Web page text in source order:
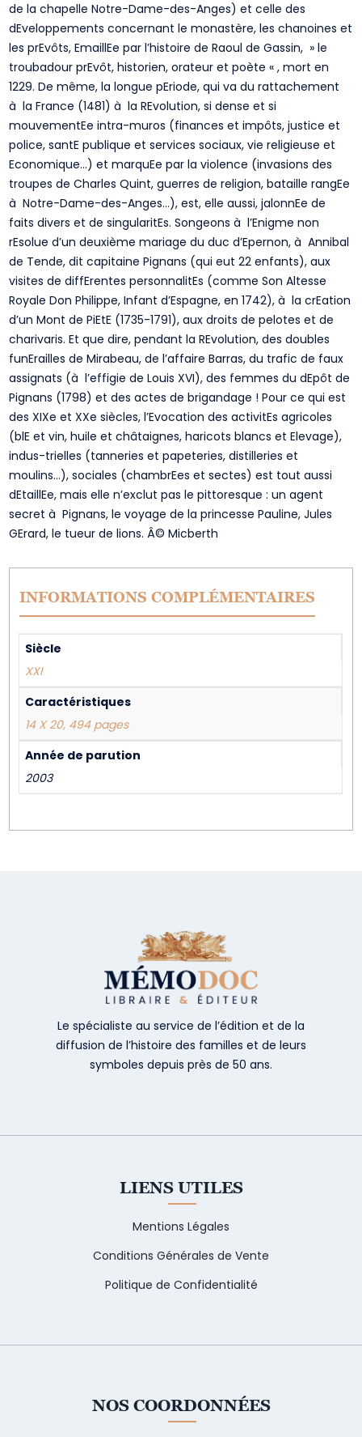
de la chapelle Notre-Dame-des-Anges) et celle des
dEveloppements concernant le monastère, les chanoines et
les prEvôts, EmaillEe par l’histoire de Raoul de Gassin, » le
troubadour prEvôt, historien, orateur et poète « , mort en
1229. De même, la longue pEriode, qui va du rattachement
à la France (1481) à la REvolution, si dense et si
mouvementEe intra-muros (finances et impôts, justice et
police, santE publique et services sociaux, vie religieuse et
Economique…) et marquEe par la violence (invasions des
troupes de Charles Quint, guerres de religion, bataille rangEe
à Notre-Dame-des-Anges…), est, elle aussi, jalonnEe de
faits divers et de singularitEs. Songeons à l’Enigme non
rEsolue d’un deuxième mariage du duc d’Epernon, à Annibal
de Tende, dit capitaine Pignans (qui eut 22 enfants), aux
visites de diffErentes personnalitEs (comme Son Altesse
Royale Don Philippe, Infant d’Espagne, en 1742), à la crEation
d’un Mont de PiEtE (1735-1791), aux droits de pelotes et de
charivaris. Et que dire, pendant la REvolution, des doubles
funErailles de Mirabeau, de l’affaire Barras, du trafic de faux
assignats (à l’effigie de Louis XVI), des femmes du dEpôt de
Pignans (1798) et des actes de brigandage ! Pour ce qui est
des XIXe et XXe siècles, l’Evocation des activitEs agricoles
(blE et vin, huile et châtaignes, haricots blancs et Elevage),
indus-trielles (tanneries et papeteries, distilleries et
moulins…), sociales (chambrEes et sectes) est tout aussi
dEtaillEe, mais elle n’exclut pas le pittoresque : un agent
secret à Pignans, le voyage de la princesse Pauline, Jules
GErard, le tueur de lions. Â© Micberth
INFORMATIONS COMPLÉMENTAIRES
Siècle
XXI
Caractéristiques
14 X 20, 494 pages
Année de parution
2003
Le spécialiste au service de l’édition et de la
diffusion de l’histoire des familles et de leurs
symboles depuis près de 50 ans.
LIENS UTILES
Mentions Légales
Conditions Générales de Vente
Politique de Confidentialité
NOS COORDONNÉES